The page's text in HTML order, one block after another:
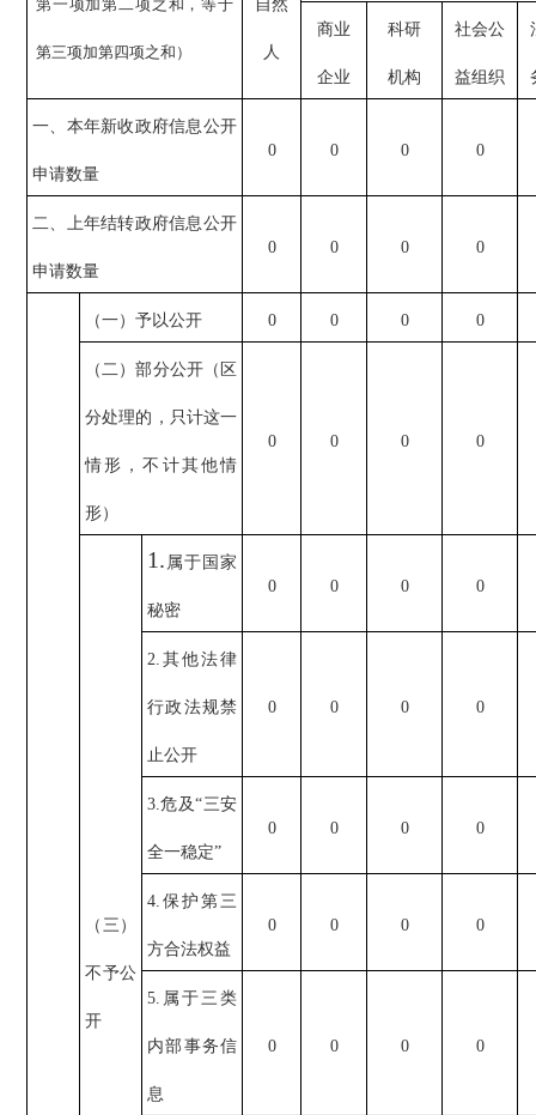
第一项加第二项之和，等于
第三项加第四项之和）
自然
人
商业
企业
科研
机构
社会公
益组织
一、本年新收政府信息公开
申请数量
0 0 0 0
二、上年结转政府信息公开
申请数量
0 0 0 0
（一）予以公开 0 0 0 0
（二）部分公开（区
分处理的，只计这一
情形，不计其他情
形）
0 0 0 0
（三）
不予公
开
1. 属于国家
秘密
0 0 0 0
2.其他法律
行政法规禁
止公开
0 0 0 0
3.危及“三安
全一稳定”
0 0 0 0
4.保护第三
方合法权益
0 0 0 0
5.属于三类
内部事务信
息
0 0 0 0